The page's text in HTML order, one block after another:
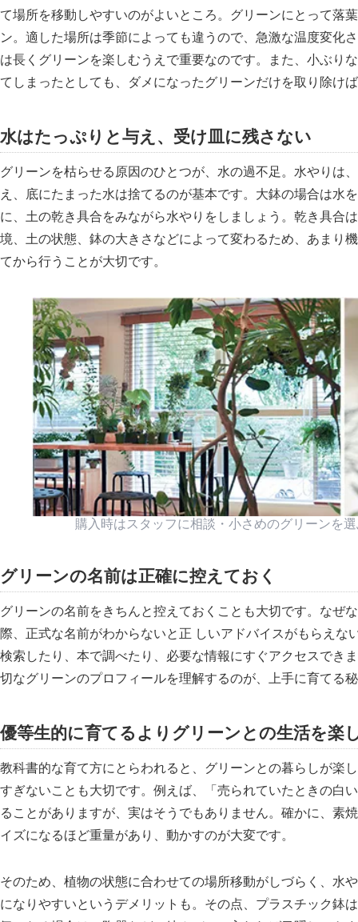
て場所を移動しやすいのがよいところ。グリーンにとって落
ン。適した場所は季節によっても違うので、急激な温度変化
は長くグリーンを楽しむうえで重要なのです。また、小ぶり
てしまったとしても、ダメになったグリーンだけを取り除け
水はたっぷりと与え、受け皿に残さない
グリーンを枯らせる原因のひとつが、水の過不足。水やりは
え、底にたまった水は捨てるのが基本です。大鉢の場合は水
に、土の乾き具合をみながら水やりをしましょう。乾き具合
境、土の状態、鉢の大きさなどによって変わるため、あまり
てから行うことが大切です。
購入時はスタッフに相談・小さめのグリーンを
グリーンの名前は正確に控えておく
グリーンの名前をきちんと控えておくことも大切です。なぜ
際、正式な名前がわからないと正 しいアドバイスがもらえ
検索したり、本で調べたり、必要な情報にすぐアクセスでき
切なグリーンのプロフィールを理解するのが、上手に育てる
優等生的に育てるよりグリーンとの生活を楽
教科書的な育て方にとらわれると、グリーンとの暮らしが楽
すぎないことも大切です。例えば、「売られていたときの白
ることがありますが、実はそうでもありません。確かに、素
イズになるほど重量があり、動かすのが大変です。
そのため、植物の状態に合わせての場所移動がしづらく、水
になりやすいというデメリットも。その点、プラスチック鉢